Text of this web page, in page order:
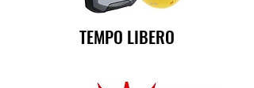
TEMPO LIBERO